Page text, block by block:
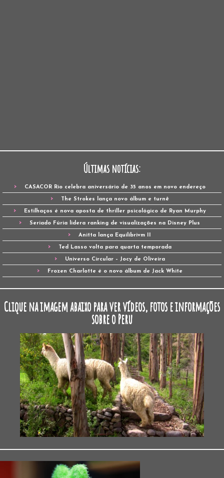
Últimas notícias:
CASACOR Rio celebra aniversário de 35 anos em novo endereço
The Strokes lança novo álbum e turnê
Estilhaços é nova aposta de thriller psicológico de Ryan Murphy
Seriado Fúria lidera ranking de visualizações na Disney Plus
Anitta lança Equilibrivm II
Ted Lasso volta para quarta temporada
Universo Circular – Jocy de Oliveira
Frozen Charlotte é o novo álbum de Jack White
Clique na imagem abaixo para ver vídeos, fotos e informações
sobre o Peru